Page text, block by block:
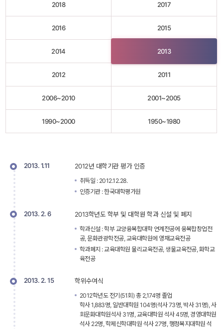
2018 2017
2016 2015
2014 2013
2012 2011
2006~2010 2001~2005
1990~2000 1950~1980
2013. 1.11 2012년 대학기관 평가 인증
취득일 : 2012.12.28.
인증기관 : 한국대학평가원
2013. 2. 6 2013학년도 학부 및 대학원 학과 신설 및 폐지
학과신설 : 학부 교양융복합대학 연계전공에 융복합창업전
공, 문화관광학전공, 교육대학원에 영재교육전공
학과폐지 : 교육대학원 물리교육전공, 생물교육전공, 화학교
육전공
2013. 2. 15 학위수여식
2012학년도 전기(51회) 총 2,174명 졸업
학사 1,883명, 일반대학원 104명(석사 73명, 박사 31명), 사
회문화대학원석사 31명, 교육대학원 석사 45명, 경영대학원
석사 22명, 학제신학대학원 석사 27명, 행정복지대학원 석